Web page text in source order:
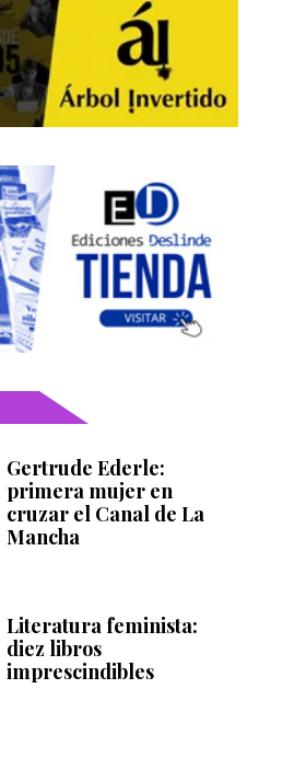
Gertrude Ederle:
primera mujer en
cruzar el Canal de La
Mancha
Literatura feminista:
diez libros
imprescindibles